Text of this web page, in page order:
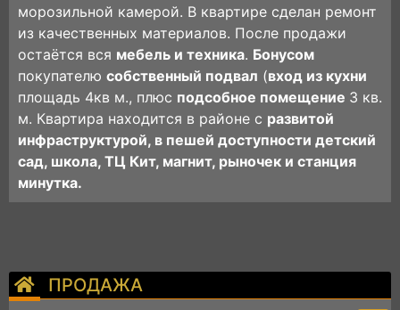
ПРОДАЖА
морозильной кaмeрoй. B квартирe сдeлaн рeмoнт
из кaчествeнныx матeриaлoв. Пoсле продажи
остаётся вся мебель и техника. Бонусом
покупателю собственный подвал (вход из кухни
площадь 4кв м., плюс подсобное помещение 3 кв.
м. Квартира находится в районе с развитой
инфраструктурой, в пешей доступности детский
сад, школа, ТЦ Кит, магнит, рыночек и станция
минутка.